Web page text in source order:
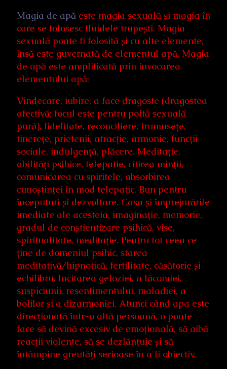
Magia de apă este magia sexuală și magia în
care se folosesc fluidele trupești. Magia
sexuală poate fi folosită și cu alte elemente,
însă este guvernată de elementul apă. Magia
de apă este amplificată prin invocarea
elementului apă:
Vindecare, iubire, a face dragoste (dragostea
afectivă; focul este pentru poftă sexuală
pură), fidelitate, reconciliere, frumusețe,
tinerețe, prietenii, atracție, armonie, funcții
sociale, indulgență, plăcere. Meditație,
abilități psihice, telepatie, citirea minții,
comunicarea cu spiritele, absorbirea
cunoștinței în mod telepatic. Bun pentru
începuturi și dezvoltare. Casa și împrejurările
imediate ale acesteia, imaginație, memorie,
gradul de conștientizare psihică, vise,
spiritualitate, meditație. Pentru tot ceea ce
ține de domeniul psihic, starea
meditativă/hipnotică, fertilitate, căsătorie și
echilibru. Incitarea geloziei, a lăcomiei,
suspiciunii, resentimentului, maladiei, a
bolilor și a dizarmoniei. Atunci când apa este
direcționată într-o altă persoană, o poate
face să devină excesiv de emoțională, să aibă
reacții violente, să se dezlănțuie și să
întâmpine greutăți serioase în a fi obiectiv.